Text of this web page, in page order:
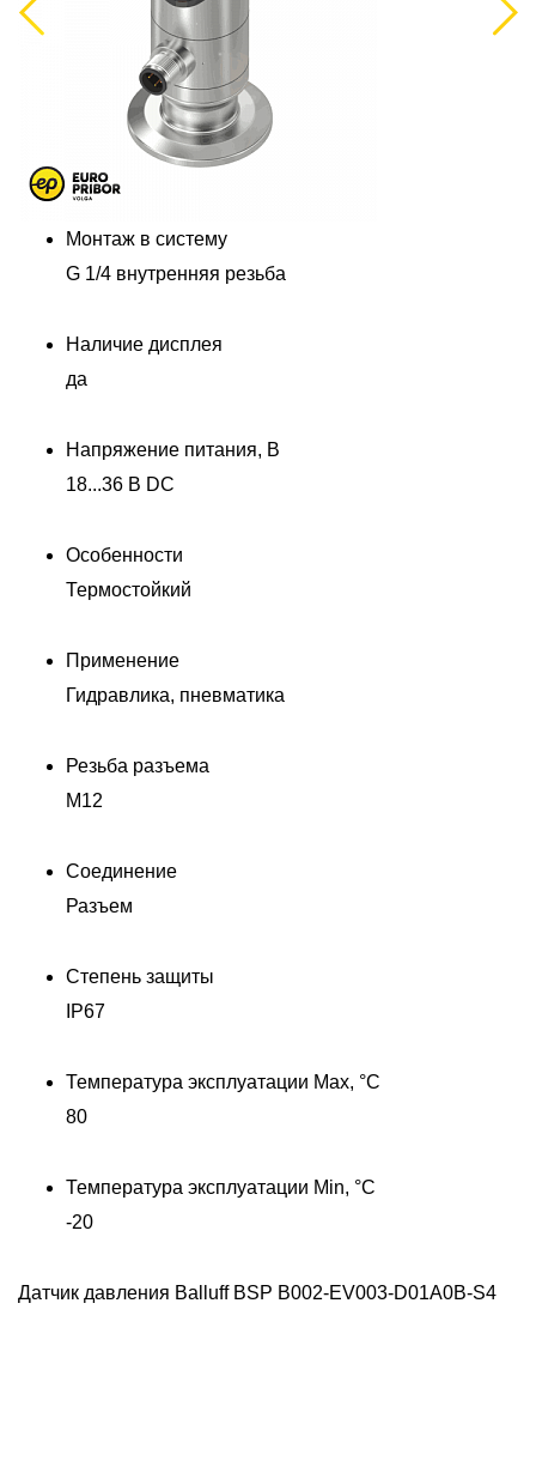
Previous
Монтаж в систему
G 1/4 внутренняя резьба
Наличие дисплея
да
Напряжение питания, В
18...36 В DC
Особенности
Термостойкий
Применение
Гидравлика, пневматика
Резьба разъема
M12
Соединение
Разъем
Степень защиты
IP67
Температура эксплуатации Max, °C
80
Температура эксплуатации Min, °C
-20
Датчик давления Balluff BSP B002-EV003-D01A0B-S4
Next